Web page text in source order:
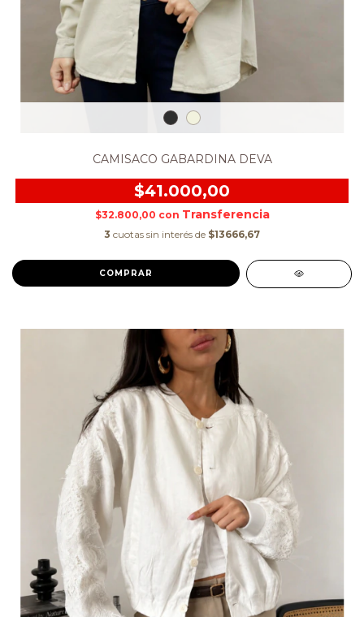
CAMISACO GABARDINA DEVA
$41.000,00
$32.800,00 con
3 cuotas sin interés de $13666,67
COMPRAR